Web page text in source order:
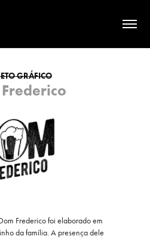
GRÁFICO
Frederico foi elaborado em
da família. A presença dele